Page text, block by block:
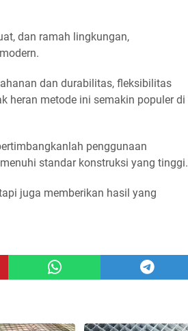
dan ramah lingkungan,
dan durabilitas, fleksibilitas
heran metode ini semakin populer di
penggunaan
standar konstruksi yang tinggi.
juga memberikan hasil yang